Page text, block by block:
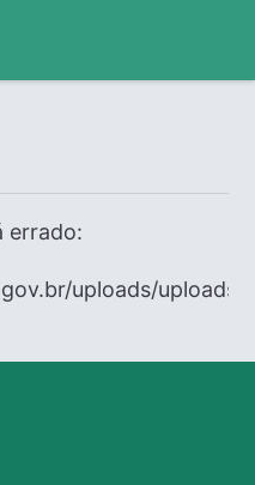
errado:
uploads/